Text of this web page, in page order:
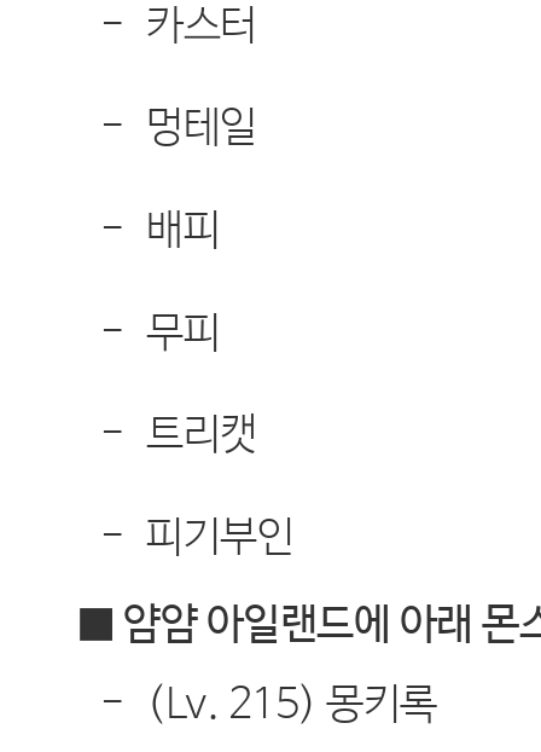
- 카스터
- 멍테일
- 배피
- 무피
- 트리캣
- 피기부인
■ 얌얌 아일랜드에 아래 몬
-
(Lv. 215)몽키록